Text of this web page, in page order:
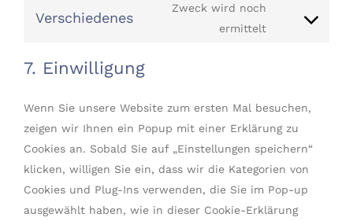
recaptcha
service
Verschiedenes
Zweck wird noch
ermittelt
Consent
7. Einwilligung
Wenn Sie unsere Website zum ersten Mal besuchen,
zeigen wir Ihnen ein Popup mit einer Erklärung zu
Cookies an. Sobald Sie auf „Einstellungen speichern“
klicken, willigen Sie ein, dass wir die Kategorien von
Cookies und Plug-Ins verwenden, die Sie im Pop-up
ausgewählt haben, wie in dieser Cookie-Erklärung